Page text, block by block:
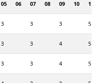
05
06
07
08
09
10
11
3 3 3 5
3 3 4 5
3 3 4 5